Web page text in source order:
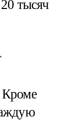
тысяч
Кроме